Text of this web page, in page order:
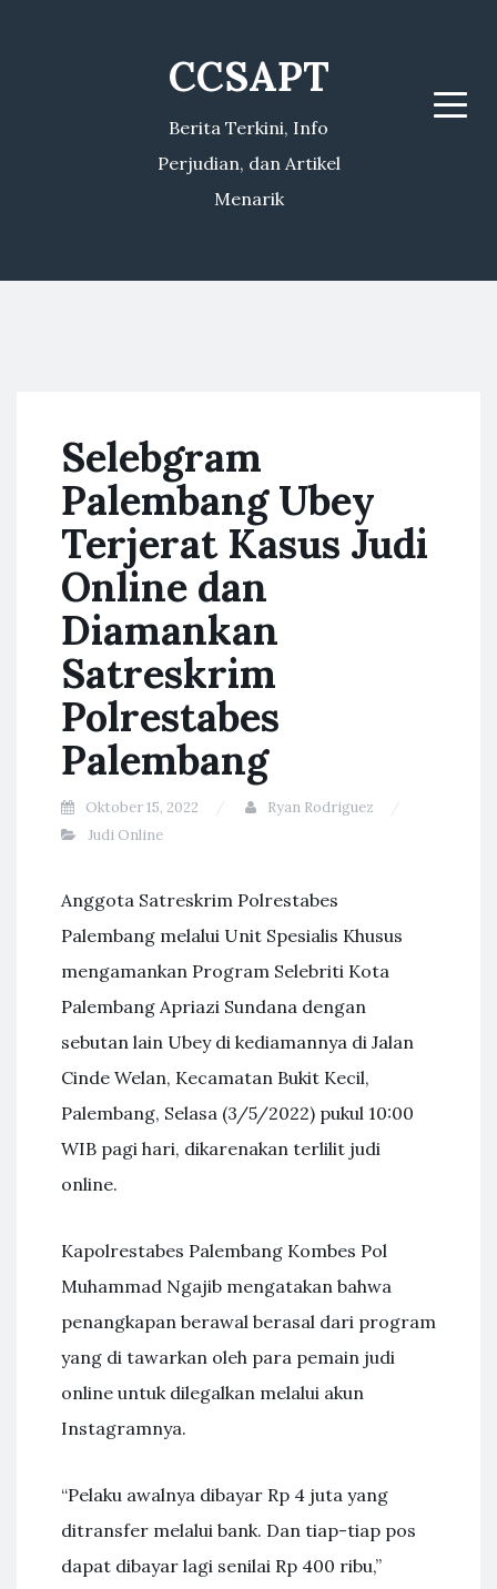
CCSAPT
Berita Terkini, Info
Perjudian, dan Artikel
Menarik
Menu
Selebgram
Palembang Ubey
Terjerat Kasus Judi
Online dan
Diamankan
Satreskrim
Polrestabes
Palembang
Oktober 15, 2022
Ryan Rodriguez
Judi Online
Anggota Satreskrim Polrestabes
Palembang melalui Unit Spesialis Khusus
mengamankan Program Selebriti Kota
Palembang Apriazi Sundana dengan
sebutan lain Ubey di kediamannya di Jalan
Cinde Welan, Kecamatan Bukit Kecil,
Palembang, Selasa (3/5/2022) pukul 10:00
WIB pagi hari, dikarenakan terlilit judi
online.
Kapolrestabes Palembang Kombes Pol
Muhammad Ngajib mengatakan bahwa
penangkapan berawal berasal dari program
yang di tawarkan oleh para pemain judi
online untuk dilegalkan melalui akun
Instagramnya.
“Pelaku awalnya dibayar Rp 4 juta yang
ditransfer melalui bank. Dan tiap-tiap pos
dapat dibayar lagi senilai Rp 400 ribu,”